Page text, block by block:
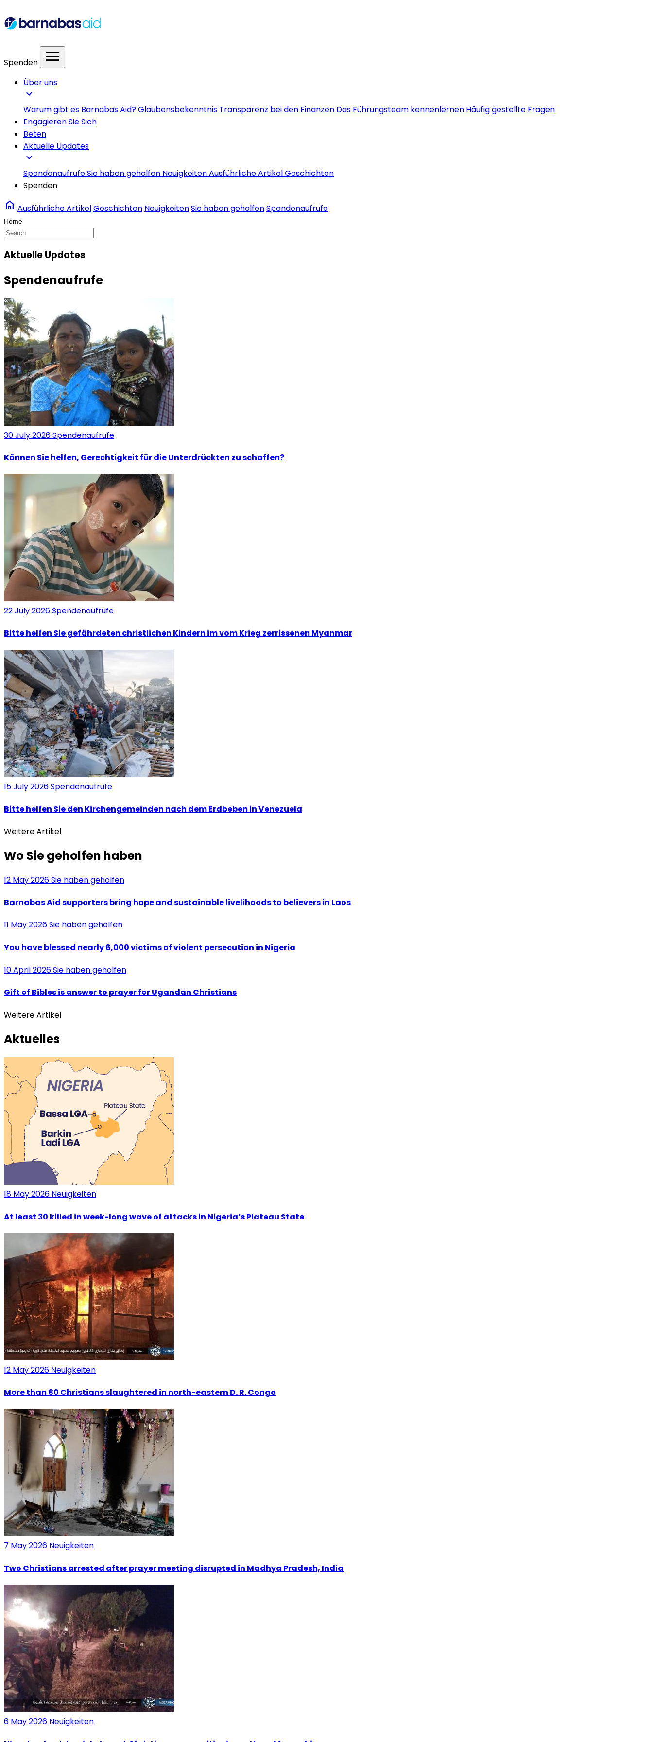
Spenden menu
Über uns
expand_more
Warum gibt es Barnabas Aid?Glaubensbekenntnis Transparenz bei den Finanzen Das Führungsteam kennenlernen Häufig gestellte Fragen
Engagieren Sie Sich
Beten
Aktuelle Updates
expand_more
SpendenaufrufeSie haben geholfen NeuigkeitenAusführliche ArtikelGeschichten
Spenden
home Ausführliche ArtikelGeschichten NeuigkeitenSie haben geholfenSpendenaufrufe
Aktuelle Updates
Spendenaufrufe
30 July 2026Spendenaufrufe
Können Sie helfen, Gerechtigkeit für die Unterdrückten zu schaffen?
22 July 2026Spendenaufrufe
Bitte helfen Sie gefährdeten christlichen Kindern im vom Krieg zerrissenen Myanmar
15 July 2026Spendenaufrufe
Bitte helfen Sie den Kirchengemeinden nach dem Erdbeben in Venezuela
Weitere Artikel
Wo Sie geholfen haben
12 May 2026Sie haben geholfen
Barnabas Aid supporters bring hope and sustainable livelihoods to believers in Laos
11 May 2026Sie haben geholfen
You have blessed nearly 6,000 victims of violent persecution in Nigeria
10 April 2026Sie haben geholfen
Gift of Bibles is answer to prayer for Ugandan Christians
Weitere Artikel
Aktuelles
18 May 2026 Neuigkeiten
At least 30 killed in week-long wave of attacks in Nigeria’s Plateau State
12 May 2026 Neuigkeiten
More than 80 Christians slaughtered in north-eastern D. R. Congo
7 May 2026 Neuigkeiten
Two Christians arrested after prayer meeting disrupted in Madhya Pradesh, India
6 May 2026 Neuigkeiten